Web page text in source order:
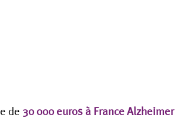
de 30 000 euros à France Alzheimer